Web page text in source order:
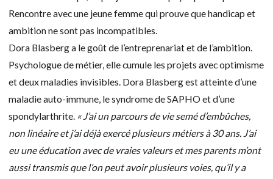
Rencontre avec une jeune femme qui prouve que handicap et
ambition ne sont pas incompatibles.
Dora Blasberg a le goût de l’entreprenariat et de l’ambition.
Psychologue de métier, elle cumule les projets avec optimisme
et deux maladies invisibles. Dora Blasberg est atteinte d’une
maladie auto-immune, le syndrome de SAPHO et d’une
spondylarthrite. « J’ai un parcours de vie semé d’embûches,
non linéaire et j’ai déjà exercé plusieurs métiers à 30 ans. J’ai
eu une éducation avec de vraies valeurs et mes parents m’ont
aussi transmis que l’on peut avoir plusieurs voies, qu’il y a